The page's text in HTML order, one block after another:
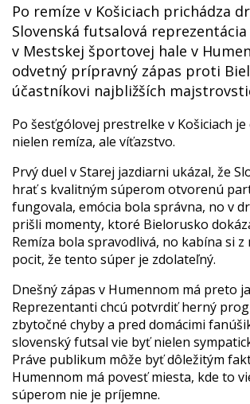
Po remíze v Košiciach prichádza
Slovenská futsalová
v Mestskej športovej hale v
odvetný prípravný zápas proti
účastníkovi najbližších
Po šesťgólovej prestrelke v Košiciach je
nielen remíza, ale víťazstvo.
Prvý duel v Starej jazdiarni ukázal, že
hrať s kvalitným súperom otvorenú
fungovala, emócia bola správna, no v
prišli momenty, ktoré Bielorusko
Remíza bola spravodlivá, no kabína si z
pocit, že tento súper je zdolateľný.
Dnešný zápas v Humennom má preto
Reprezentanti chcú potvrdiť herný
zbytočné chyby a pred domácimi
slovenský futsal vie byť nielen
Práve publikum môže byť dôležitým
Humennom má povesť miesta, kde to
súperom nie je príjemne.